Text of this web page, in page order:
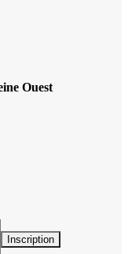
Ouest